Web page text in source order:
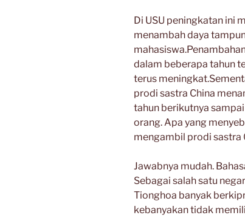
Di USU peningkatan ini
menambah daya
dalam beberapa tahun
terus
prodi sastra China
tahun berikutnya
orang. Apa yang
mengambil prodi sastra
Jawabnya mudah.
Sebagai salah satu
Tionghoa banyak
kebanyakan tidak